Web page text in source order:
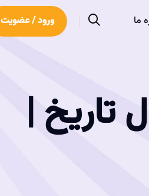
ما ورود / عضویت
تاریخ |